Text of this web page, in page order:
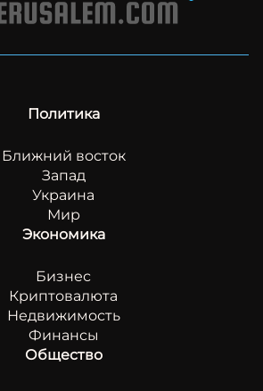
Политика
Ближний восток
Запад
Украина
Мир
Экономика
Бизнес
Криптовалюта
Недвижимость
Финансы
Общество